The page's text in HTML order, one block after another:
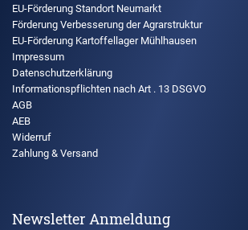
EU-Förderung Standort Neumarkt
Förderung Verbesserung der Agrarstruktur
EU-Förderung Kartoffellager Mühlhausen
Impressum
Datenschutzerklärung
Informationspflichten nach Art . 13 DSGVO
AGB
AEB
Widerruf
Zahlung & Versand
Newsletter Anmeldung